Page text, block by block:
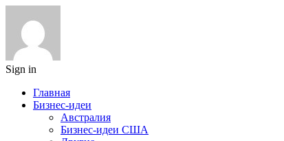
Sign in
Главная
Бизнес-идеи
Австралия
Бизнес-идеи США